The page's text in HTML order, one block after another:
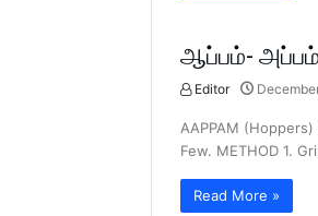
ஆப்பம்- அப்பம்
Editor
AAPPAM
Few. METHOD 1.
Read More »